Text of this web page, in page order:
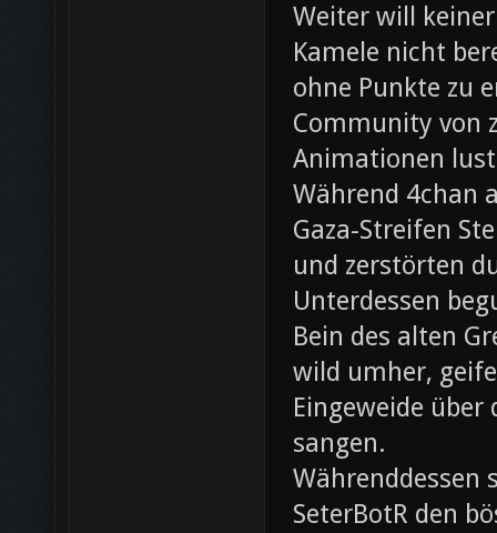
Weiter will
Kamele nicht
ohne Punkte zu
Community von
Animationen
Während 4chan
Gaza-Streifen
und zerstörten
Unterdessen
Bein des alten
wild umher,
Eingeweide
sangen.
Währenddessen
SeterBotR den